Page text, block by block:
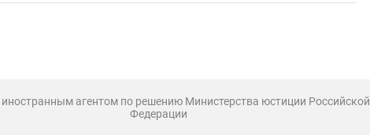
агентом по решению Министерства юстиции Российской
Федерации